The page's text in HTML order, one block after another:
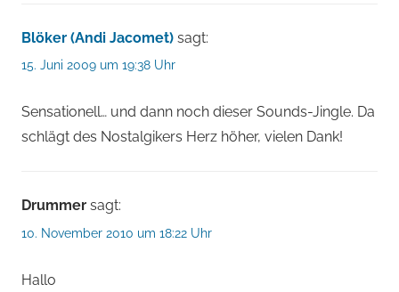
Blöker (Andi Jacomet) sagt:
15. Juni 2009 um 19:38 Uhr
Sensationell… und dann noch dieser Sounds-Jingle. Da
schlägt des Nostalgikers Herz höher, vielen Dank!
Drummer sagt:
10. November 2010 um 18:22 Uhr
Hallo